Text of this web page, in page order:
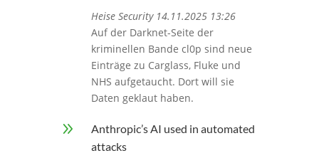
Heise Security 14.11.2025 13:26
Auf der Darknet-Seite der
kriminellen Bande cl0p sind neue
Einträge zu Carglass, Fluke und
NHS aufgetaucht. Dort will sie
Daten geklaut haben.
9
Anthropic’s AI used in automated
attacks